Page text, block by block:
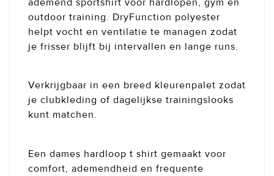
outdoor training. DryFunction polyester
helpt vocht en ventilatie te managen zodat
je frisser blijft bij intervallen en lange runs.
Verkrijgbaar in een breed kleurenpalet zodat
je clubkleding of dagelijkse trainingslooks
kunt matchen.
Een dames hardloop t shirt gemaakt voor
comfort, ademendheid en frequente